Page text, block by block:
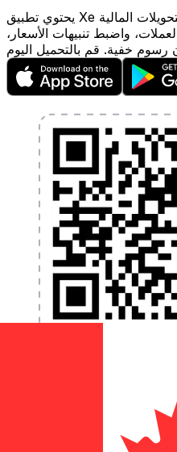
يحتوي تطبيق Xe على كل ما تحتاجه لإجراء التحويلات المالية
واضبط تنبيهات الأسعار،